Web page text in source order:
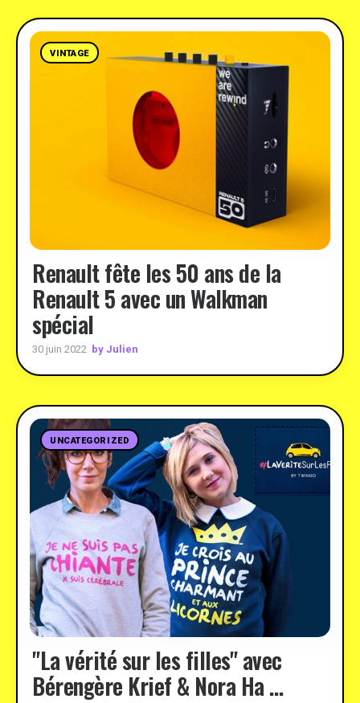
VINTAGE
Renault fête les 50 ans de la
Renault 5 avec un Walkman
spécial
30 juin 2022 by Julien
UNCATEGORIZED
"La vérité sur les filles" avec
Bérengère Krief & Nora Ha …